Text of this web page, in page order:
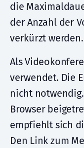
die
der Anzahl der
verkürzt werden.
Als
verwendet. Die
nicht
Browser
empfiehlt sich
Den Link zum